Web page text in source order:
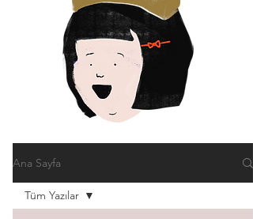
Ana Sayfa
Tüm Yazılar